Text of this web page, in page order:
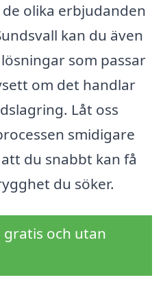
olika erbjudanden
kan du även
som passar
om det handlar
Låt oss
smidigare
du snabbt kan få
du söker.
gratis och utan